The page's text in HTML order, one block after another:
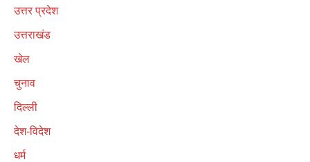
उत्तर प्रदेश
उत्तराखंड
खेल
चुनाव
दिल्ली
देश-विदेश
धर्म